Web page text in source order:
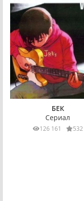
БЕК
Сериал
126 161 532